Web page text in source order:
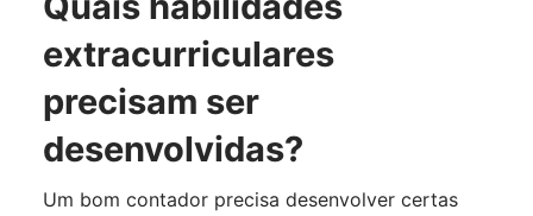
extracurriculares
precisam ser
desenvolvidas?
Um bom contador precisa desenvolver certas